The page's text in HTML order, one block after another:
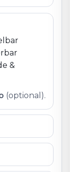
&
(optional).